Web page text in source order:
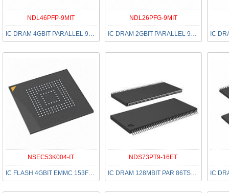
NDL46PFP-9MIT
IC DRAM 4GBIT PARALLEL 96FBGA
NDL26PFG-9MIT
IC DRAM 2GBIT PARALLEL 96FBGA
NSEC53K004-IT
IC FLASH 4GBIT EMMC 153FBGA
NDS73PT9-16ET
IC DRAM 128MBIT PAR 86TSOP II